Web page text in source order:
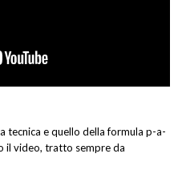
tecnica e quello della formula p-a-
il video, tratto sempre da